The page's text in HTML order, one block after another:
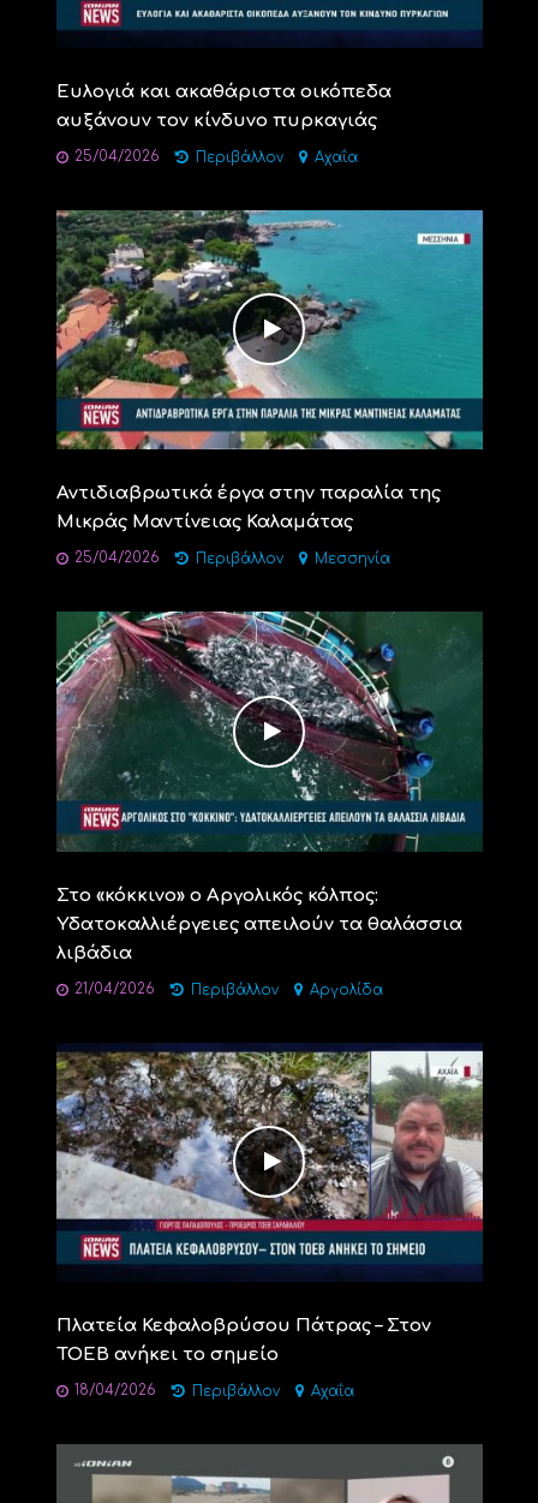
Ευλογιά και ακαθάριστα οικόπεδα
αυξάνουν τον κίνδυνο πυρκαγιάς
25/04/2026 Περιβάλλον Αχαΐα
Αντιδιαβρωτικά έργα στην παραλία της
Μικράς Μαντίνειας Καλαμάτας
25/04/2026 Περιβάλλον Μεσσηνία
Στο «κόκκινο» ο Αργολικός κόλπος:
Yδατοκαλλιέργειες απειλούν τα θαλάσσια
λιβάδια
21/04/2026 Περιβάλλον Αργολίδα
Πλατεία Κεφαλοβρύσου Πάτρας – Στον
ΤΟΕΒ ανήκει το σημείο
18/04/2026 Περιβάλλον Αχαΐα